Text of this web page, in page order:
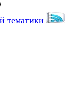
тематики